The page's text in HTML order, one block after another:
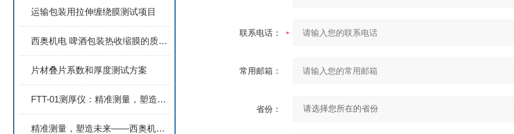
运输包装用拉伸缠绕膜测试项目
西奥机电 啤酒包装热收缩膜的质量控制方案
片材叠片系数和厚度测试方案
FTT-01测厚仪：精准测量，塑造品质新高度
精准测量，塑造未来——西奥机电FTT-01薄膜测厚仪
联系电话：
常用邮箱：
省份：